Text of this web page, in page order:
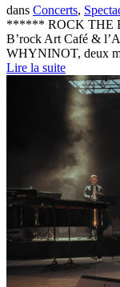
dans Concerts,
****** ROCK THE
B’rock Art Café &
WHYNINOT, deux
Lire la suite